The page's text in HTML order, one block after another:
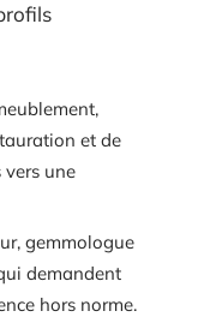
et de
vers une
gemmologue
demandent
hors norme.